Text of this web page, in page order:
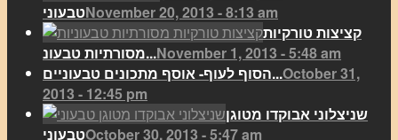
טבעוניNovember 20, 2013 - 8:13 am
קציצות טורקיות
מסורתיות טבעונ...November 1, 2013 - 5:48 am
הסוף לעוף- אוסף מתכונים טבעוניים...October 31,
2013 - 12:45 pm
שניצלוני אבוקדו מטוגן
טבעוניOctober 30, 2013 - 5:47 am